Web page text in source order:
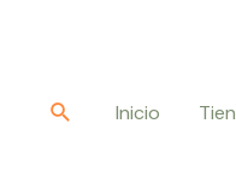
BuscarInicio